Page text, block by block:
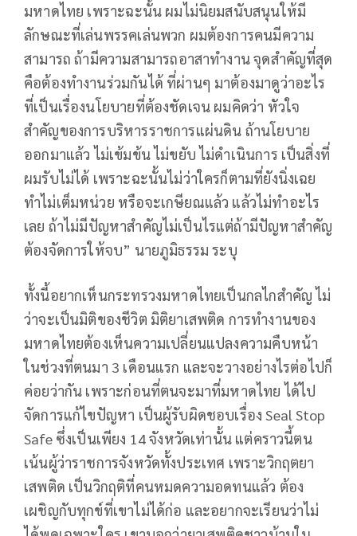
มหาดไทย เพราะฉะนั้น​ ผมไม่นิยมสนับสนุนให้มี
ลักษณะที่เล่นพรรคเล่นพวก​ ผมต้องการคนมีความ
สามารถ​ ถ้ามีความสามารถอาสาทำงาน จุดสำคัญที่สุด
คือต้องทำงานร่วมกันได้​ ที่ผ่านๆ มาต้องมาดูว่าอะไร
ที่เป็นเรื่องนโยบายที่ต้องชัดเจน ผมคิดว่า หัวใจ
สำคัญของการบริหารราชการแผ่นดิน​ ถ้านโยบาย
ออกมาแล้ว ไม่เข้มข้น​ ไม่ขยับ​ ไม่ดำเนินการ เป็นสิ่งที่
ผมรับไม่ได้​ เพราะฉะนั้นไม่ว่าใครก็ตามที่ยังนิ่งเฉย
ทำไม่เต็มหน่วย หรือจะเกษียณแล้ว​ แล้วไม่ทำอะไร
เลย ถ้าไม่มีปัญหา​สำคัญไม่เป็นไรแต่ถ้ามีปัญหาสำคัญ
ต้องจัดการให้จบ” นายภูมิธรรม ระบุ
ทั้งนี้อยากเห็นกระทรวงมหาดไทยเป็นกลไกสำคัญ​ ไม่
ว่าจะเป็นมิติของชีวิต มิติยาเสพติด​ การทำงานของ
มหาดไทยต้องเห็นความเปลี่ยนแปลงความคืบหน้า
ในช่วงที่ตนมา 3 เดือนแรก และจะวางอย่างไรต่อไปก็
ค่อยว่ากัน​ เพราะก่อนที่ตนจะมาที่มหาดไทย ได้ไป
จัดการแก้ไขปัญหา เป็นผู้รับผิดชอบเรื่อง​ Seal Stop
Safe​ ซึ่งเป็นเพียง 14 จังหวัดเท่านั้น แต่คราวนี้ตน
เน้นผู้ว่าราชการจังหวัดทั้งประเทศ​ เพราะวิกฤตยา
เสพติด​ เป็นวิกฤติที่คนหมดความอดทนแล้ว ต้อง
เผชิญกับทุกข์ที่เขาไม่ได้ก่อ และอยากจะเรียนว่าไม่